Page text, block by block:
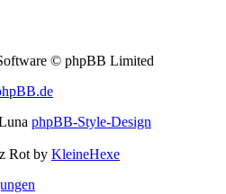
© phpBB Limited
phpBB-Style-Design
Rot by KleineHexe